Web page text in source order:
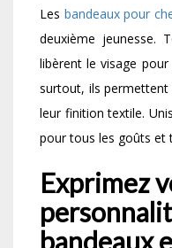
Les bandeaux pour
deuxième jeunesse.
libèrent le visage
surtout, ils permettent
leur finition textile.
pour tous les goûts et
Exprimez
bandeaux